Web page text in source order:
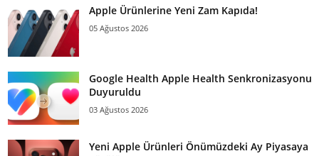
Apple Ürünlerine Yeni Zam Kapıda!
05 Ağustos 2026
Google Health Apple Health Senkronizasyonu
Duyuruldu
03 Ağustos 2026
Yeni Apple Ürünleri Önümüzdeki Ay Piyasaya